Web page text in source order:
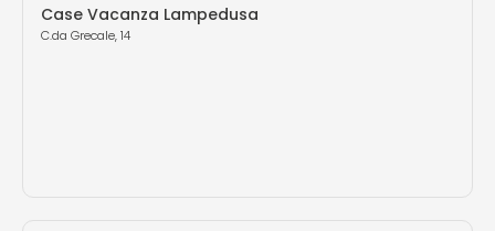
Case Vacanza Lampedusa
C.da Grecale, 14